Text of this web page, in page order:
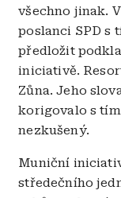
všechno jinak.
poslanci SPD s
předložit
iniciativě.
Zůna. Jeho
korigovalo s
nezkušený.
Muniční
středečního